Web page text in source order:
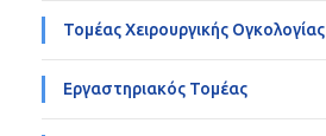
Τομέας Χειρουργικής Ογκολογίας
Εργαστηριακός Τομέας